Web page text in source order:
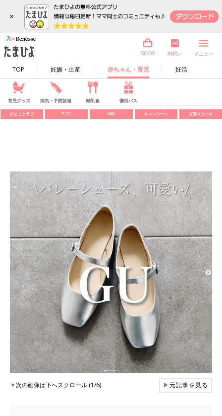
×
TOP 妊娠・出産 赤ちゃん・育児 妊活
SHOP 内祝い メニュー
育児グッズ 病気・予防接種 離乳食 優待パス
ひよこクラブ アプリ SNS キャンペーン 写真スタジオ
▼次の画像は下へスクロール (1/6) ▶元記事を見る